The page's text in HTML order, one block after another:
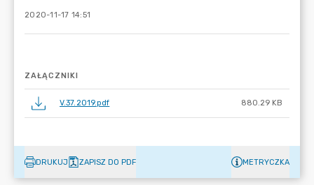
2020-11-17 14:51
ZAŁĄCZNIKI
V.37.2019.pdf 880.29 KB
DRUKUJ ZAPISZ DO PDF METRYCZKA